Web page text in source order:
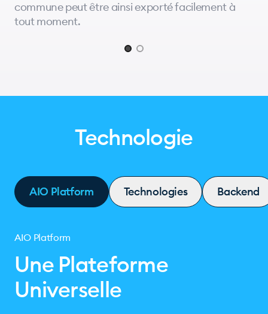
commune peut être ainsi exporté facilement à
tout moment.
Technologie
AIO Platform Technologies Backend
AIO Platform
Une Plateforme
Universelle